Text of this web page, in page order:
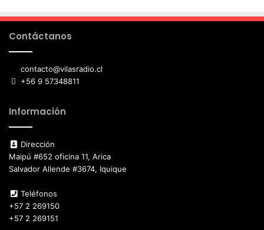
Contáctanos
contacto@vilasradio.cl
+56 9 57348811
Información
Dirección
Maipú #652 oficina 11, Arica
Salvador Allende #3674, Iquique
Teléfonos
+57 2 269150
+57 2 269151